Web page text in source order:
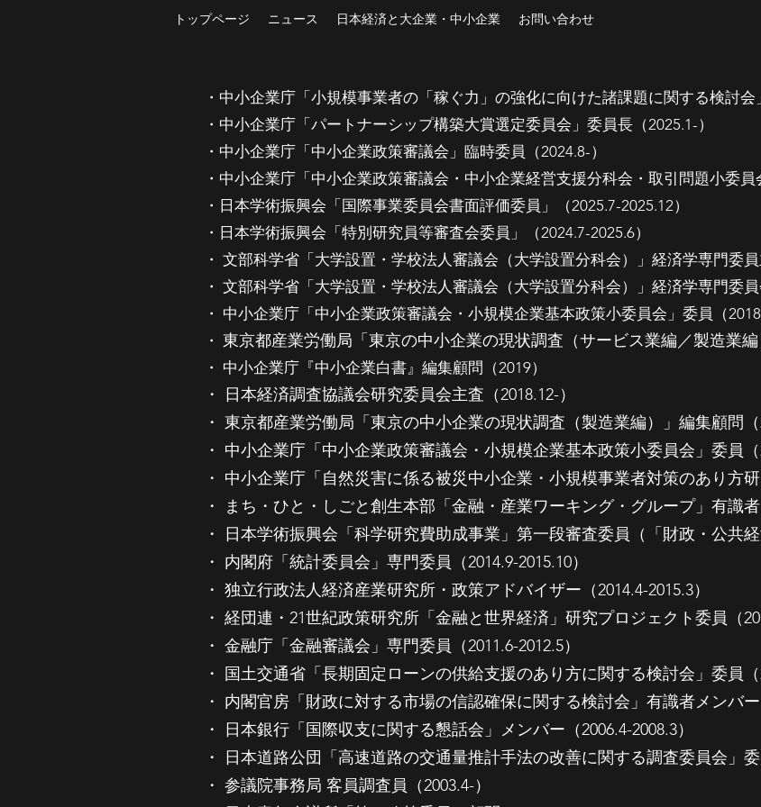
トップページ ニュース 日本経済と大企業・中小企業 お問い合わせ
・中小企業庁「小規模事業者の「稼ぐ力」の強化に向けた諸課題に関する検討会
・中小企業庁「パートナーシップ構築大賞選定委員会」委員長（2025.1-）
・中小企業庁「中小企業政策審議会」臨時委員（2024.8-）
・中小企業庁「中小企業政策審議会・中小企業経営支援分科会・取引問題小委員
・日本学術振興会「国際事業委員会書面評価委員」（2025.7-2025.12）
・日本学術振興会「特別研究員等審査会委員」（2024.7-2025.6）
・ 文部科学省「大学設置・学校法人審議会（大学設置分科会）」経済学専門委員
・ 文部科学省「大学設置・学校法人審議会（大学設置分科会）」経済学専門委員
・ 中小企業庁「中小企業政策審議会・小規模企業基本政策小委員会」委員（
・ 東京都産業労働局「東京の中小企業の現状調査（サービス業編／製造業編
・ 中小企業庁『中小企業白書』編集顧問（2019）
・ 日本経済調査協議会研究委員会主査（2018.12-）
・ 東京都産業労働局「東京の中小企業の現状調査（製造業編）」編集顧問（
・ 中小企業庁「中小企業政策審議会・小規模企業基本政策小委員会」委員（
・ 中小企業庁「自然災害に係る被災中小企業・小規模事業者対策のあり方研
・ まち・ひと・しごと創生本部「金融・産業ワーキング・グループ」有識者
・ 日本学術振興会「科学研究費助成事業」第一段審査委員（「財政・公共経
・ 内閣府「統計委員会」専門委員（2014.9-2015.10）
・ 独立行政法人経済産業研究所・政策アドバイザー（2014.4-2015.3）
・ 経団連・21世紀政策研究所「金融と世界経済」研究プロジェクト委員（
・ 金融庁「金融審議会」専門委員（2011.6-2012.5）
・ 国土交通省「長期固定ローンの供給支援のあり方に関する検討会」委員（
・ 内閣官房「財政に対する市場の信認確保に関する検討会」有識者メンバー
・ 日本銀行「国際収支に関する懇話会」メンバー（2006.4-2008.3）
・ 日本道路公団「高速道路の交通量推計手法の改善に関する調査委員会」委
・ 参議院事務局 客員調査員（2003.4-）